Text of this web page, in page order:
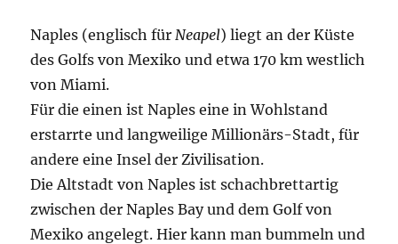
Naples (englisch für Neapel) liegt an der Küste
des Golfs von Mexiko und etwa 170 km westlich
von Miami.
Für die einen ist Naples eine in Wohlstand
erstarrte und langweilige Millionärs-Stadt, für
andere eine Insel der Zivilisation.
Die Altstadt von Naples ist schachbrettartig
zwischen der Naples Bay und dem Golf von
Mexiko angelegt. Hier kann man bummeln und